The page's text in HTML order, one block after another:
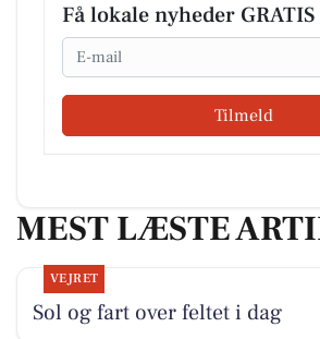
Få lokale nyheder GRATIS
Email
Tilmeld
MEST LÆSTE
VEJRET
Sol og fart over feltet i dag